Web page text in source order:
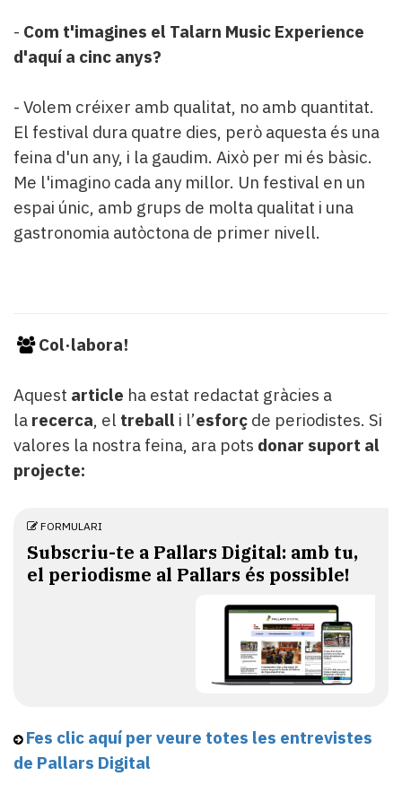
- Com t'imagines el Talarn Music Experience
d'aquí a cinc anys?
- Volem créixer amb qualitat, no amb quantitat.
El festival dura quatre dies, però aquesta és una
feina d'un any, i la gaudim. Això per mi és bàsic.
Me l'imagino cada any millor. Un festival en un
espai únic, amb grups de molta qualitat i una
gastronomia autòctona de primer nivell.
Col·labora!
Aquest article ha estat redactat gràcies a
la recerca, el treball i l’esforç de periodistes. Si
valores la nostra feina, ara pots donar suport al
projecte:
FORMULARI
Subscriu-te a Pallars Digital: amb tu,
el periodisme al Pallars és possible!
Fes clic aquí per veure totes les entrevistes
de Pallars Digital